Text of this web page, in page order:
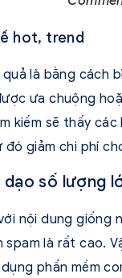
hot, trend
là bằng cách
ưa chuộng
kiếm sẽ thấy
giảm chi phí
số lượng
nội dung giống
là rất cao.
phần mềm